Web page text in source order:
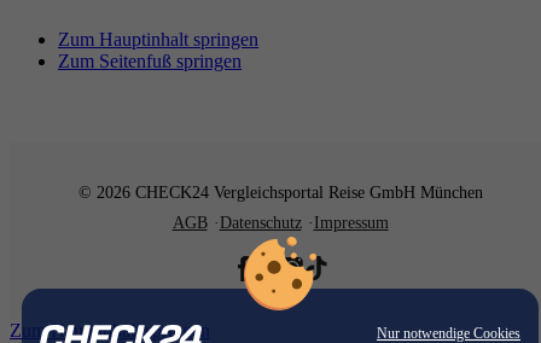
Nur notwendige Cookies
Zum Hauptinhalt springen
Zum Seitenfuß springen
© 2026 CHECK24 Vergleichsportal Reise GmbH München
AGB
Datenschutz Impressum
Zum Hauptinhalt springen